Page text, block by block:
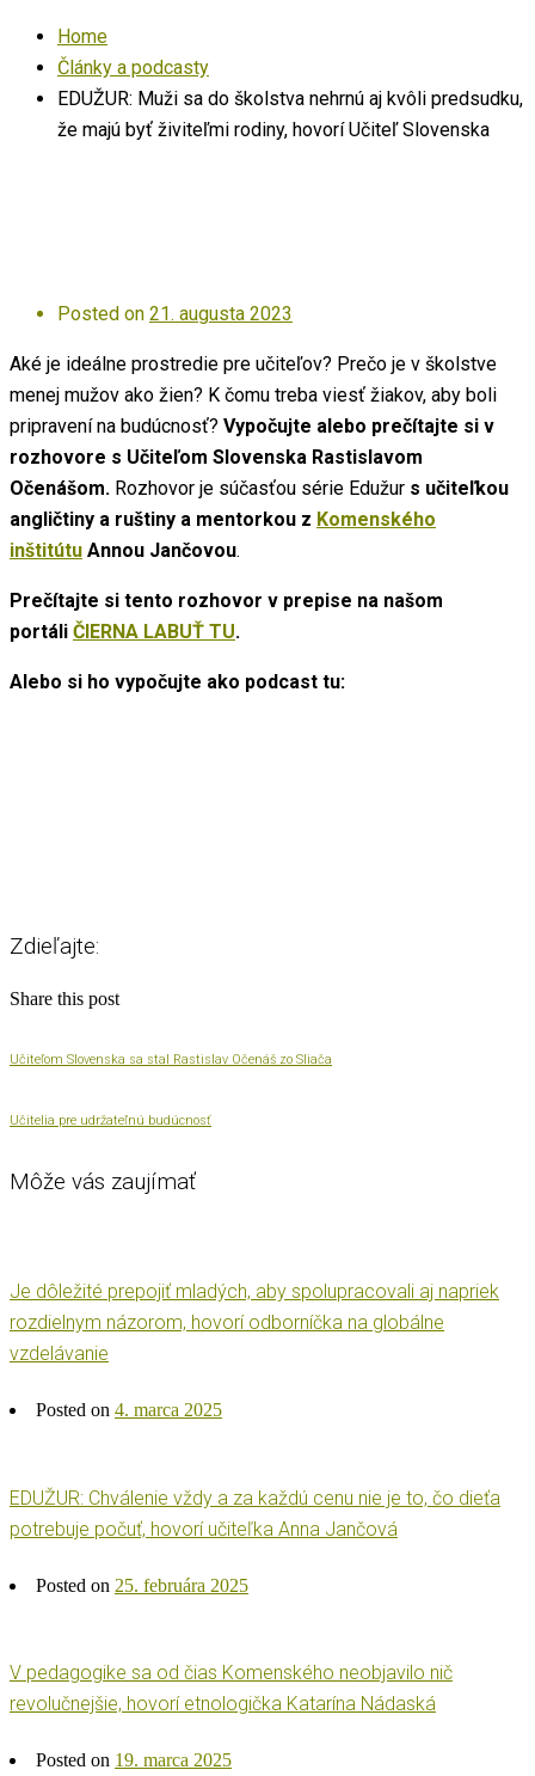
Home
Články a podcasty
EDUŽUR: Muži sa do školstva nehrnú aj kvôli predsudku,
že majú byť živiteľmi rodiny, hovorí Učiteľ Slovenska
Posted on 21. augusta 2023
Aké je ideálne prostredie pre učiteľov? Prečo je v školstve
menej mužov ako žien? K čomu treba viesť žiakov, aby boli
pripravení na budúcnosť? Vypočujte alebo prečítajte si v
rozhovore s Učiteľom Slovenska Rastislavom
Očenášom. Rozhovor je súčasťou série Edužur s učiteľkou
angličtiny a ruštiny a mentorkou z Komenského
inštitútu Annou Jančovou.
Prečítajte si tento rozhovor v prepise na našom
portáli ČIERNA LABUŤ TU.
Alebo si ho vypočujte ako podcast tu:
Zdieľajte:
Share this post
Učiteľom Slovenska sa stal Rastislav Očenáš zo Sliača
Učitelia pre udržateľnú budúcnosť
Môže vás zaujímať
Je dôležité prepojiť mladých, aby spolupracovali aj napriek
rozdielnym názorom, hovorí odborníčka na globálne
vzdelávanie
Posted on 4. marca 2025
EDUŽUR: Chválenie vždy a za každú cenu nie je to, čo dieťa
potrebuje počuť, hovorí učiteľka Anna Jančová
Posted on 25. februára 2025
V pedagogike sa od čias Komenského neobjavilo nič
revolučnejšie, hovorí etnologička Katarína Nádaská
Posted on 19. marca 2025